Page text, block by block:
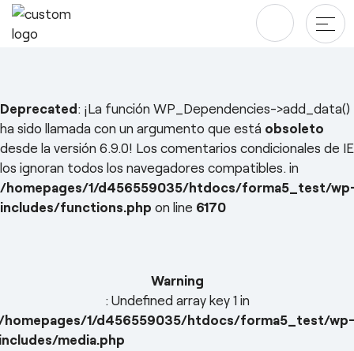
Deprecated: ¡La función WP_Dependencies->add_data()
ha sido llamada con un argumento que está obsoleto
desde la versión 6.9.0! Los comentarios condicionales de IE
los ignoran todos los navegadores compatibles. in
/homepages/1/d456559035/htdocs/forma5_test/
includes/functions.php on line 6170
Productos
Mesas
Almacenaje
Paneles Separadores
Proyectos
Blog y newsroom
Sostenibilidad ♻️
esPattio
Warning
: Undefined array key 1 in
homepages/1/d456559035/htdocs/forma5_test/
media.php